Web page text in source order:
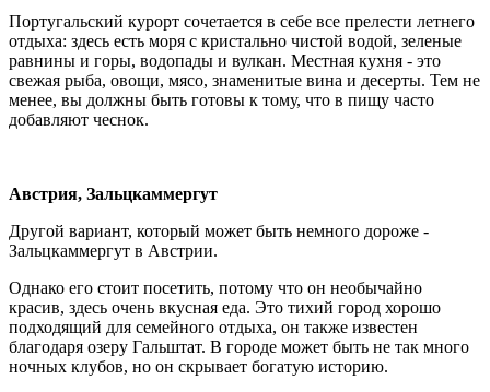
Португальский курорт сочетается в себе все прелести летнего
отдыха: здесь есть моря с кристально чистой водой, зеленые
равнины и горы, водопады и вулкан. Местная кухня - это
свежая рыба, овощи, мясо, знаменитые вина и десерты. Тем не
менее, вы должны быть готовы к тому, что в пищу часто
добавляют чеснок.
Австрия, Зальцкаммергут
Другой вариант, который может быть немного дороже -
Зальцкаммергут в Австрии.
Однако его стоит посетить, потому что он необычайно
красив, здесь очень вкусная еда. Это тихий город хорошо
подходящий для семейного отдыха, он также известен
благодаря озеру Гальштат. В городе может быть не так много
ночных клубов, но он скрывает богатую историю.